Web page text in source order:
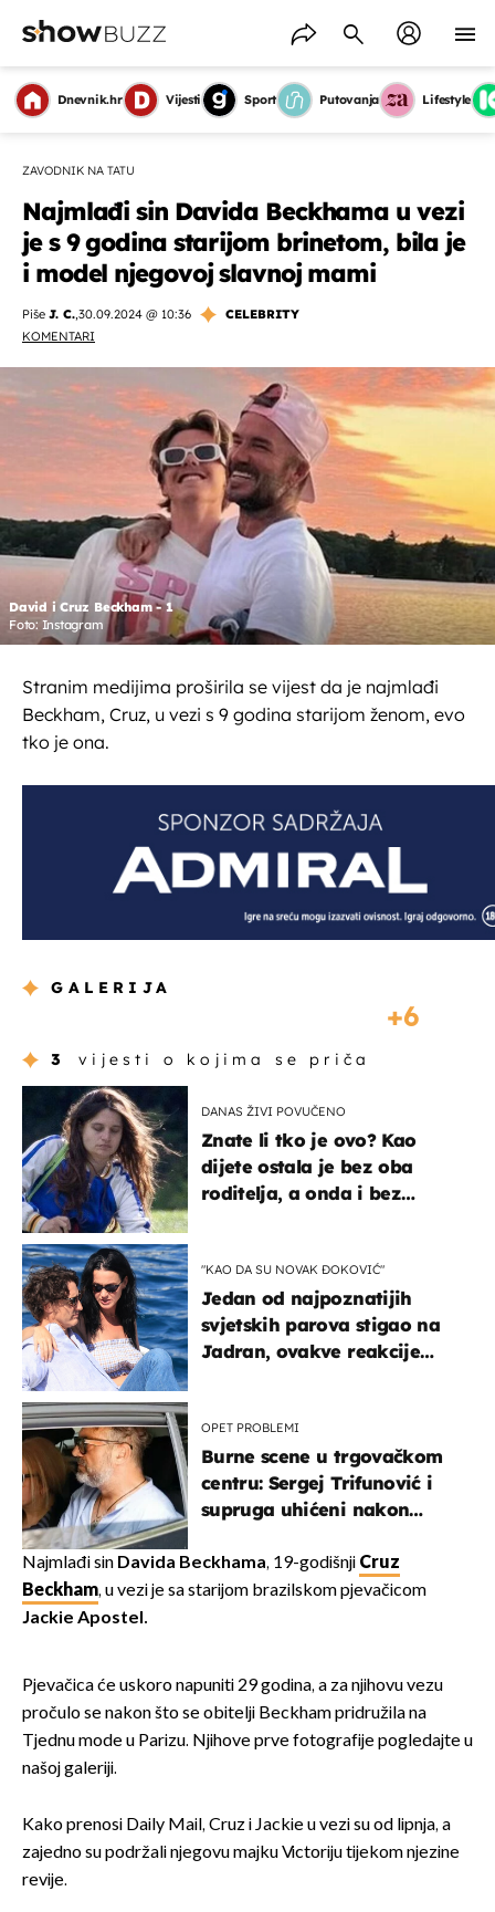
Dnevnik.hr Vijesti Sport Putovanja Lifestyle
ZAVODNIK NA TATU
Najmlađi sin Davida Beckhama u vezi
je s 9 godina starijom brinetom, bila je
i model njegovoj slavnoj mami
Piše J. C.,30.09.2024 @ 10:36
CELEBRITY
KOMENTARI
David i Cruz Beckham - 1
Foto: Instagram
Stranim medijima proširila se vijest da je najmlađi
Beckham, Cruz, u vezi s 9 godina starijom ženom, evo
tko je ona.
GALERIJA
6
3 vijesti o kojima se priča
DANAS ŽIVI POVUČENO
Znate li tko je ovo? Kao
dijete ostala je bez oba
roditelja, a onda i bez
"KAO DA SU NOVAK ĐOKOVIĆ"
Jedan od najpoznatijih
svjetskih parova stigao na
Jadran, ovakve reakcije
OPET PROBLEMI
Burne scene u trgovačkom
centru: Sergej Trifunović i
supruga uhićeni nakon
Najmlađi sin Davida Beckhama, 19-godišnji Cruz
Beckham, u vezi je sa starijom brazilskom pjevačicom
Jackie Apostel.
Pjevačica će uskoro napuniti 29 godina, a za njihovu vezu
pročulo se nakon što se obitelji Beckham pridružila na
Tjednu mode u Parizu. Njihove prve fotografije pogledajte u
našoj galeriji.
Kako prenosi Daily Mail, Cruz i Jackie u vezi su od lipnja, a
zajedno su podržali njegovu majku Victoriju tijekom njezine
revije.
OMOGUĆI OBAVIJESTI